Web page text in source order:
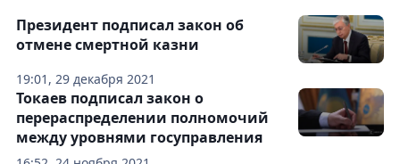
19:01, 29 декабря 2021
Президент подписал закон об
отмене смертной казни
Токаев подписал закон о
перераспределении полномочий
между уровнями госуправления